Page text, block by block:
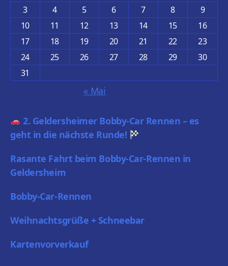
3
4 5 6 7 8
9
10
11 12 13 14 15
16
17
18 19 20 21 22
23
24
25 26 27 28 29
30
31
« Mai
2. Geldersheimer Bobby-Car Rennen – es
geht in die nächste Runde!
Rasante Fahrt beim Bobby-Car-Rennen in
Geldersheim
Bobby-Car-Rennen
Weihnachtsgrüße + Schneebar
Kartenvorverkauf